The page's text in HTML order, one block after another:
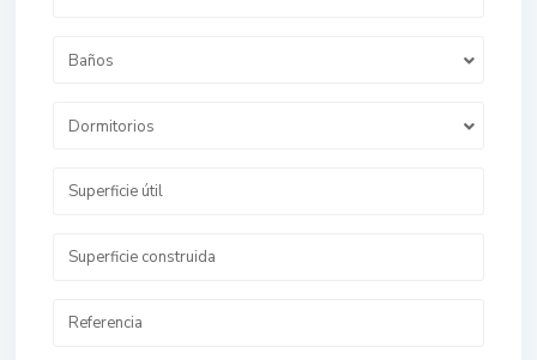
Baños
Dormitorios